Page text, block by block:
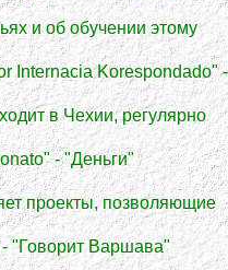
и об обучении этому
Internacia Korespondado" -
в Чехии, регулярно
- "Деньги"
проекты, позволяющие
"Говорит Варшава"